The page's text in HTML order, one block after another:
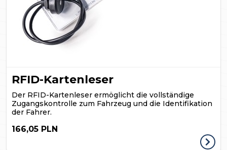
RFID-Kartenleser
Der RFID-Kartenleser ermöglicht die vollständige
Zugangskontrolle zum Fahrzeug und die Identifikation
der Fahrer.
166,05 PLN